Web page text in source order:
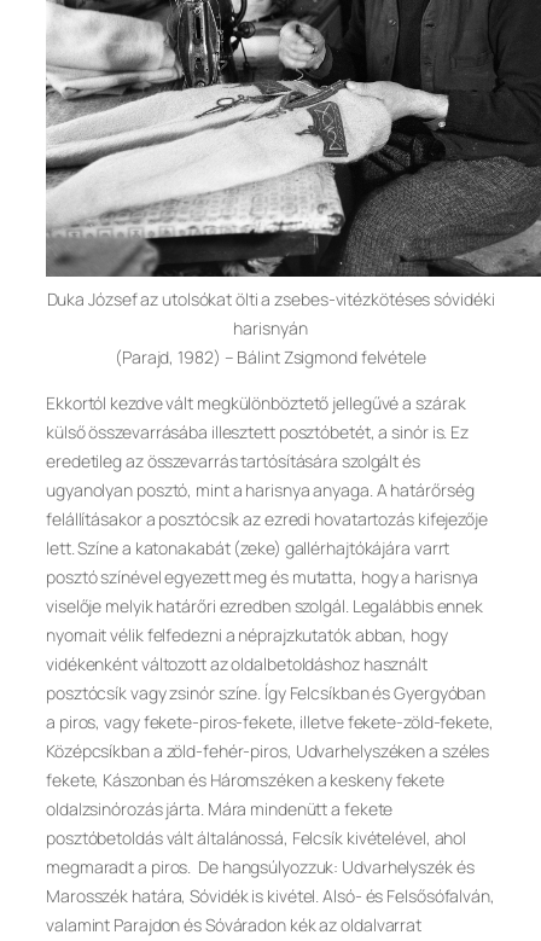
Duka József az utolsókat ölti a zsebes-vitézkötéses sóvidéki
harisnyán
(Parajd, 1982) – Bálint Zsigmond felvétele
Ekkortól kezdve vált megkülönböztető jellegűvé a szárak
külső összevarrásába illesztett posztóbetét, a sinór is. Ez
eredetileg az összevarrás tartósítására szolgált és
ugyanolyan posztó, mint a harisnya anyaga. A határőrség
felállításakor a posztócsík az ezredi hovatartozás kifejezője
lett. Színe a katonakabát (zeke) gallérhajtókájára varrt
posztó színével egyezett meg és mutatta, hogy a harisnya
viselője melyik határőri ezredben szolgál. Legalábbis ennek
nyomait vélik felfedezni a néprajzkutatók abban, hogy
vidékenként változott az oldalbetoldáshoz használt
posztócsík vagy zsinór színe. Így Felcsíkban és Gyergyóban
a piros, vagy fekete-piros-fekete, illetve fekete-zöld-fekete,
Középcsíkban a zöld-fehér-piros, Udvarhelyszéken a széles
fekete, Kászonban és Háromszéken a keskeny fekete
oldalzsinórozás járta. Mára mindenütt a fekete
posztóbetoldás vált általánossá, Felcsík kivételével, ahol
megmaradt a piros. De hangsúlyozzuk: Udvarhelyszék és
Marosszék határa, Sóvidék is kivétel. Alsó- és Felsősófalván,
valamint Parajdon és Sóváradon kék az oldalvarrat